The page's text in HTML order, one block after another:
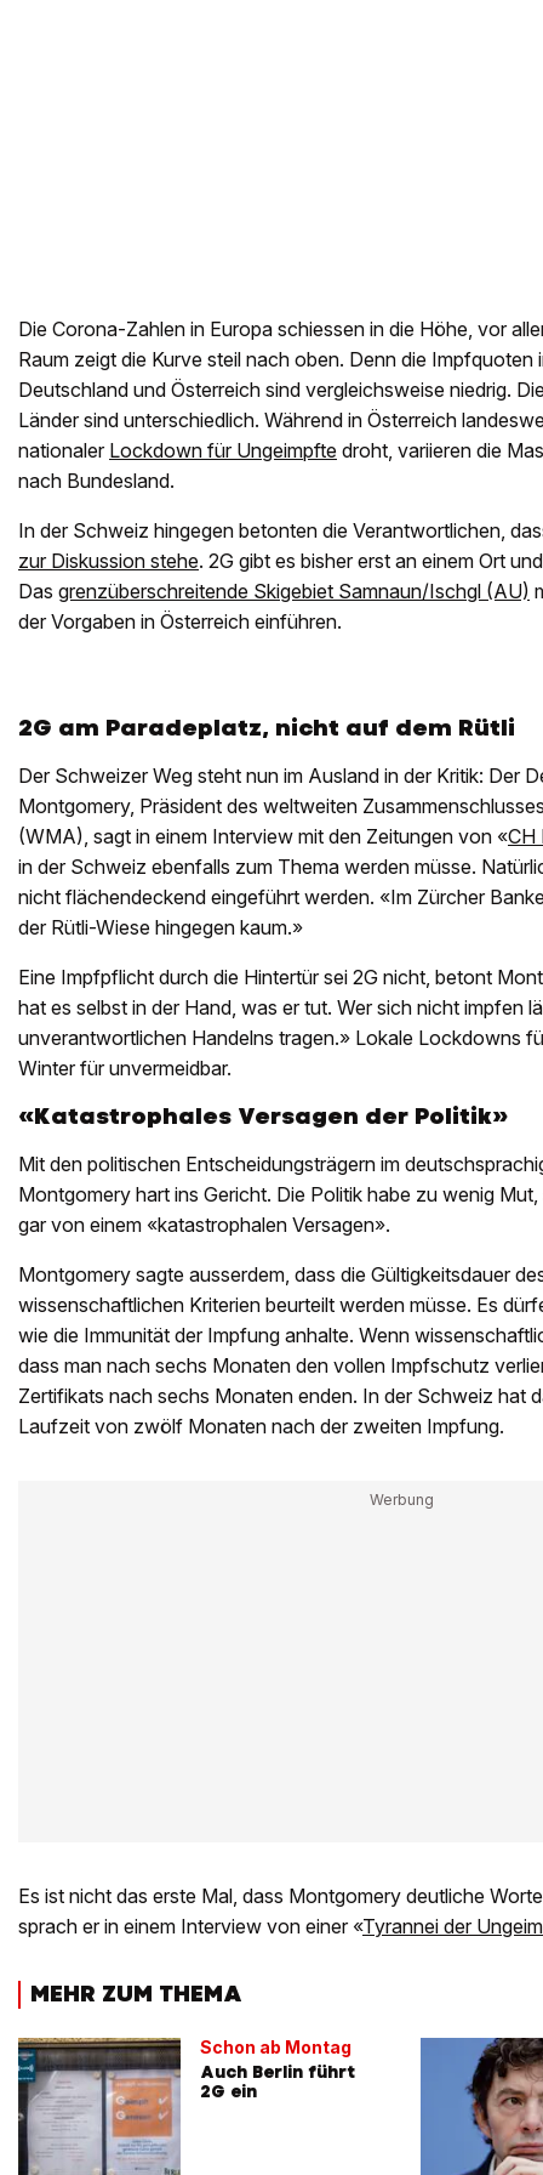
Die Corona-Zahlen in Europa schiessen in die Höhe, vor
Raum zeigt die Kurve steil nach oben. Denn die Impfquoten
Deutschland und Österreich sind vergleichsweise niedrig.
Länder sind unterschiedlich. Während in Österreich
nationaler Lockdown für Ungeimpfte droht, variieren die
nach Bundesland.
In der Schweiz hingegen betonten die Verantwortlichen,
zur Diskussion stehe. 2G gibt es bisher erst an einem Ort
Das grenzüberschreitende Skigebiet Samnaun/Ischgl (AU)
der Vorgaben in Österreich einführen.
2G am Paradeplatz, nicht auf dem Rütli
Der Schweizer Weg steht nun im Ausland in der Kritik: Der
Montgomery, Präsident des weltweiten
(WMA), sagt in einem Interview mit den Zeitungen von «CH
in der Schweiz ebenfalls zum Thema werden müsse.
nicht flächendeckend eingeführt werden. «Im Zürcher
der Rütli-Wiese hingegen kaum.»
Eine Impfpflicht durch die Hintertür sei 2G nicht, betont
hat es selbst in der Hand, was er tut. Wer sich nicht impfen
unverantwortlichen Handelns tragen.» Lokale Lockdowns
Winter für unvermeidbar.
«Katastrophales Versagen der Politik»
Mit den politischen Entscheidungsträgern im
Montgomery hart ins Gericht. Die Politik habe zu wenig
gar von einem «katastrophalen Versagen».
Montgomery sagte ausserdem, dass die Gültigkeitsdauer
wissenschaftlichen Kriterien beurteilt werden müsse. Es
wie die Immunität der Impfung anhalte. Wenn
dass man nach sechs Monaten den vollen Impfschutz
Zertifikats nach sechs Monaten enden. In der Schweiz hat
Laufzeit von zwölf Monaten nach der zweiten Impfung.
Es ist nicht das erste Mal, dass Montgomery deutliche
sprach er in einem Interview von einer «Tyrannei der
MEHR ZUM THEMA
Schon ab Montag
Auch Berlin führt
2G ein